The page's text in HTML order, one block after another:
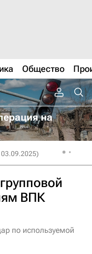
Общество
на
ВПК
по используемой